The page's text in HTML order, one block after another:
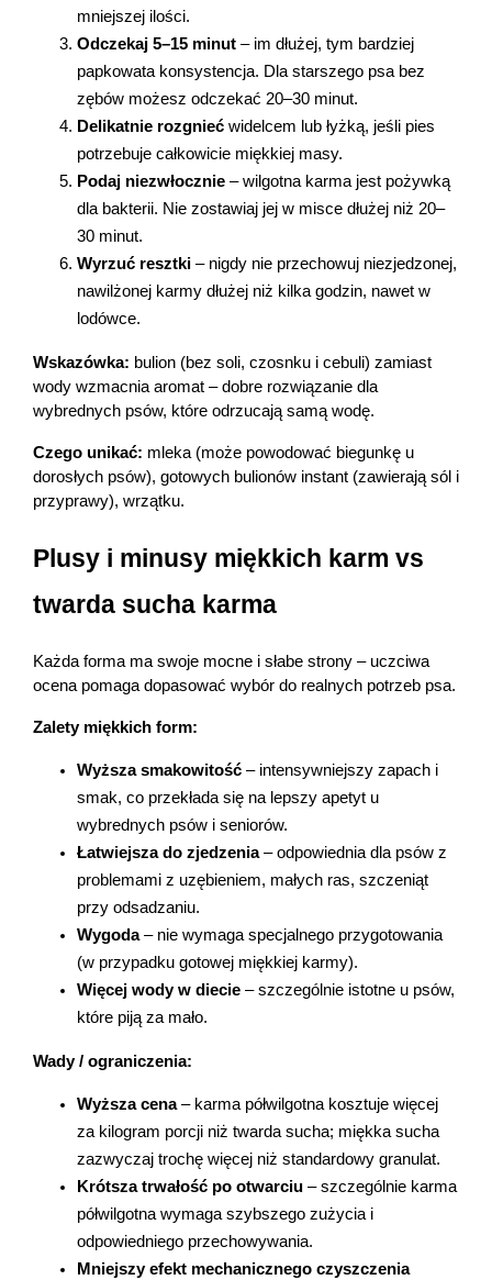
Korzystamy z plików cookies w celu
preferencji. Więcej informacji znajdziesz w
naszejpolityce prywatności. Możesz określić
warunki przechowywania lub dostępu do
cookies poprzez kliknięcie przycisku
"Ustawienia" lub możesz zaakceptować
ustawienia wszystkich cookies klikając
Ustawienia
mniejszej ilości.
Odczekaj 5–15 minut – im dłużej, tym bardziej
papkowata konsystencja. Dla starszego psa bez
zębów możesz odczekać 20–30 minut.
Delikatnie rozgnieć widelcem lub łyżką, jeśli pies
potrzebuje całkowicie miękkiej masy.
Podaj niezwłocznie – wilgotna karma jest pożywką
dla bakterii. Nie zostawiaj jej w misce dłużej niż 20–
30 minut.
Wyrzuć resztki – nigdy nie przechowuj niezjedzonej,
nawilżonej karmy dłużej niż kilka godzin, nawet w
lodówce.
Wskazówka: bulion (bez soli, czosnku i cebuli) zamiast
wody wzmacnia aromat – dobre rozwiązanie dla
wybrednych psów, które odrzucają samą wodę.
Czego unikać: mleka (może powodować biegunkę u
dorosłych psów), gotowych bulionów instant (zawierają sól i
przyprawy), wrzątku.
Plusy i minusy miękkich karm vs
twarda sucha karma
Każda forma ma swoje mocne i słabe strony – uczciwa
ocena pomaga dopasować wybór do realnych potrzeb psa.
Zalety miękkich form:
Wyższa smakowitość – intensywniejszy zapach i
smak, co przekłada się na lepszy apetyt u
wybrednych psów i seniorów.
Łatwiejsza do zjedzenia – odpowiednia dla psów z
problemami z uzębieniem, małych ras, szczeniąt
przy odsadzaniu.
Wygoda – nie wymaga specjalnego przygotowania
(w przypadku gotowej miękkiej karmy).
Więcej wody w diecie – szczególnie istotne u psów,
które piją za mało.
Wady / ograniczenia:
Wyższa cena – karma półwilgotna kosztuje więcej
za kilogram porcji niż twarda sucha; miękka sucha
zazwyczaj trochę więcej niż standardowy granulat.
Krótsza trwałość po otwarciu – szczególnie karma
półwilgotna wymaga szybszego zużycia i
odpowiedniego przechowywania.
Mniejszy efekt mechanicznego czyszczenia